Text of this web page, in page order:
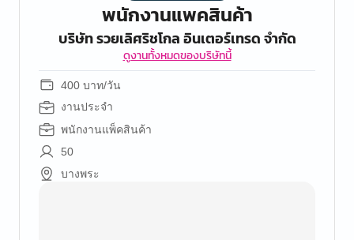
พนักงานแพคสินค้า
บริษัท รวยเลิศริชโกล อินเตอร์เทรด จำกัด
ดูงานทั้งหมดของบริษัทนี้
400 บาท/วัน
งานประจำ
พนักงานแพ็คสินค้า
50
บางพระ